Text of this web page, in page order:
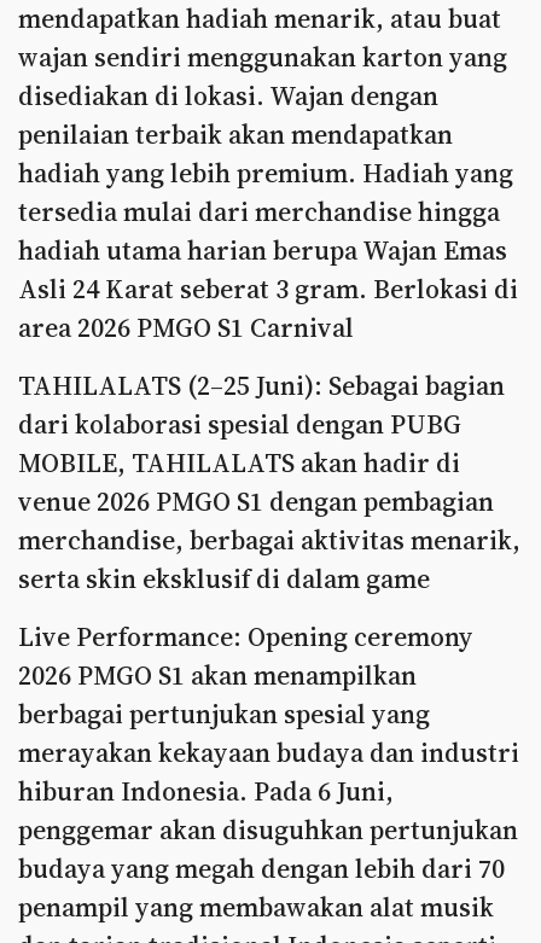
mendapatkan hadiah menarik, atau buat
wajan sendiri menggunakan karton yang
disediakan di lokasi. Wajan dengan
penilaian terbaik akan mendapatkan
hadiah yang lebih premium. Hadiah yang
tersedia mulai dari merchandise hingga
hadiah utama harian berupa Wajan Emas
Asli 24 Karat seberat 3 gram. Berlokasi di
area 2026 PMGO S1 Carnival
TAHILALATS (2–25 Juni): Sebagai bagian
dari kolaborasi spesial dengan PUBG
MOBILE, TAHILALATS akan hadir di
venue 2026 PMGO S1 dengan pembagian
merchandise, berbagai aktivitas menarik,
serta skin eksklusif di dalam game
Live Performance: Opening ceremony
2026 PMGO S1 akan menampilkan
berbagai pertunjukan spesial yang
merayakan kekayaan budaya dan industri
hiburan Indonesia. Pada 6 Juni,
penggemar akan disuguhkan pertunjukan
budaya yang megah dengan lebih dari 70
penampil yang membawakan alat musik